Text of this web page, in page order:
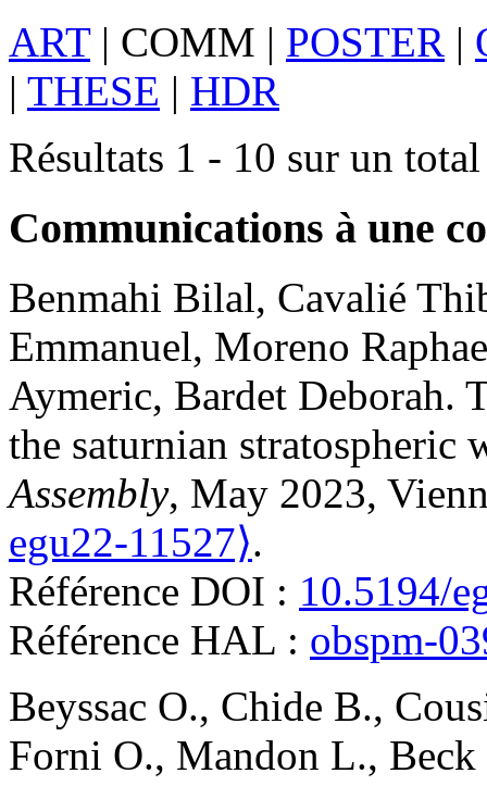
ART| COMM | POSTER |
| THESE | HDR
Résultats 1 - 10 sur un
Communications à une
Benmahi Bilal, Cavalié
Emmanuel, Moreno
Aymeric, Bardet Deborah.
the saturnian stratospheric
Assembly, May 2023,
egu22-11527⟩.
Référence DOI : 10.5194/
Référence HAL : obspm-
Beyssac O., Chide B.,
Forni O., Mandon L., Beck